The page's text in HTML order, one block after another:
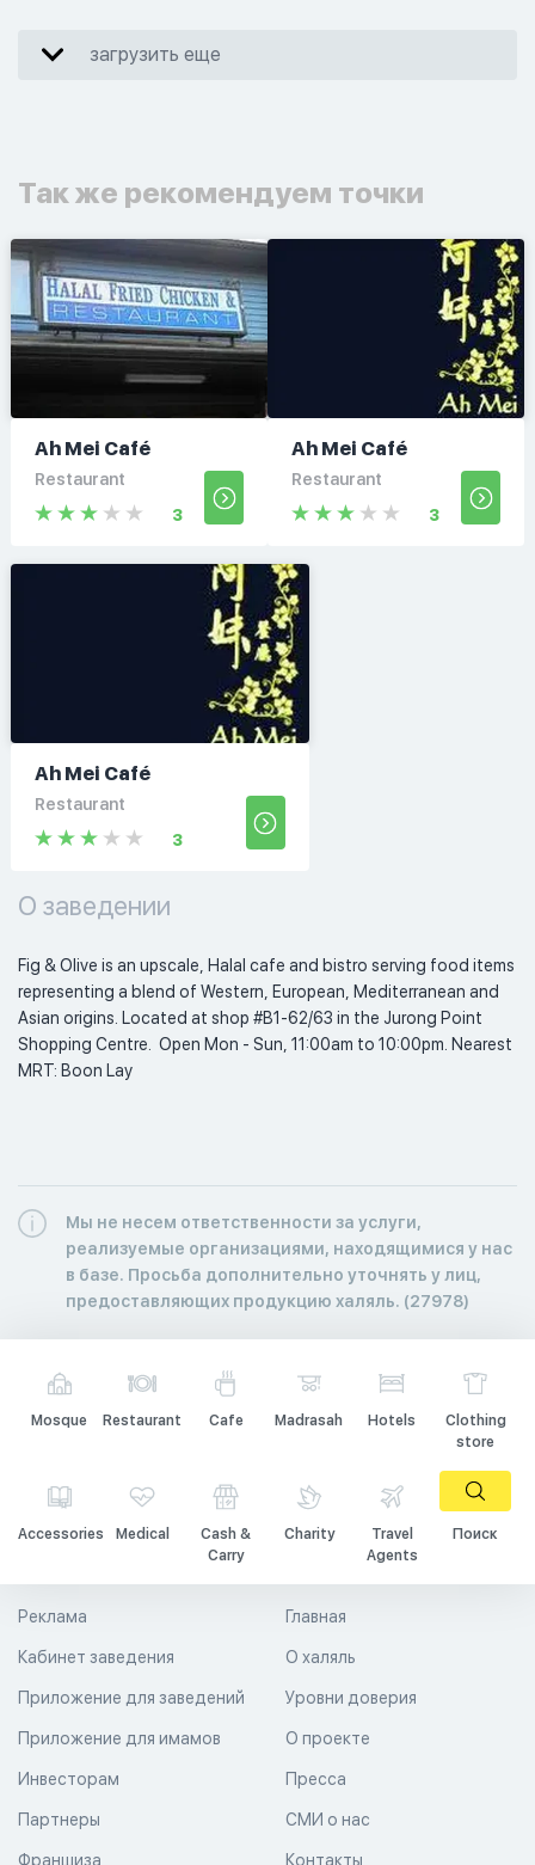
загрузить еще
Так же рекомендуем точки
Ah Mei Café
Restaurant
3
Ah Mei Café
Restaurant
3
Ah Mei Café
Restaurant
3
О заведении
Fig & Olive is an upscale, Halal cafe and bistro serving food items
representing a blend of Western, European, Mediterranean and
Asian origins. Located at shop #B1-62/63 in the Jurong Point
Shopping Centre.  Open Mon - Sun, 11:00am to 10:00pm. Nearest
MRT: Boon Lay
Мы не несем ответственности за услуги,
реализуемые организациями, находящимися у нас
в базе. Просьба дополнительно уточнять у лиц,
предоставляющих продукцию халяль. (27978)
Mosque Restaurant Cafe Madrasah Hotels
Clothing
store
Accessories Medical
Cash &
Carry
Charity
Travel
Agents
Поиск
Главная
О халяль
Уровни доверия
Реклама
Кабинет заведения
Приложение для заведений
Приложение для имамов О проекте
Пресса
СМИ о нас
Контакты
Инвесторам
Партнеры
Франшиза